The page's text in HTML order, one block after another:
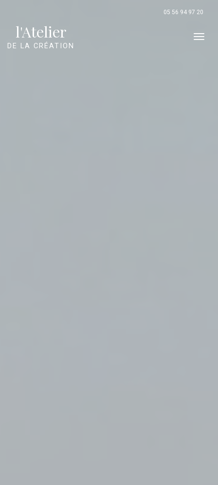
05 56 94 97 20
l'Atelier
DE LA CRÉATION